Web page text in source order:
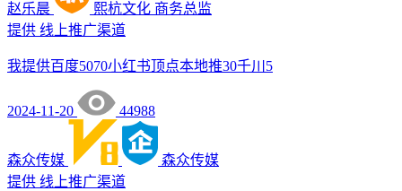
赵乐晨 熙杭文化 商务总监
提供 线上推广渠道
我提供百度5070小红书顶点本地推30千川5
2024-11-20 44988
森众传媒
森众传媒
提供 线上推广渠道